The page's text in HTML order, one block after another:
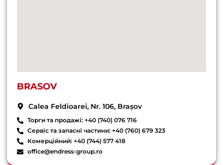
BRASOV
Calea Feldioarei, Nr. 106, Brașov
Торги та продажі: +40 (740) 076 716
Сервіс та запасні частини: +40 (760) 679 323
Комерційний: +40 (744) 577 418
office@endress-group.ro